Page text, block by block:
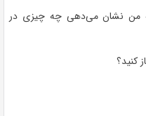
من نشان می‌دهی چه چیزی در
کنید؟